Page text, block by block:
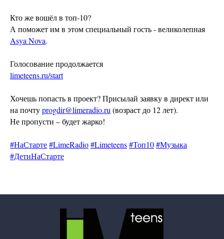
Кто же вошёл в топ-10?
А поможет им в этом специальный гость - великолепная
Asya Nova.
Голосование продолжается
limeteens.ru/start
Хочешь попасть в проект? Присылай заявку в директ или
на почтуprogdir@limeradio.ru (возраст до 12 лет).
Не пропусти – будет жарко!
#НаСтарте#LimeRadio#Limeteens#Топ10#Музыка
#ДетиНаСтарте
Наши соцсети
Контакты
info@limeradio.ru